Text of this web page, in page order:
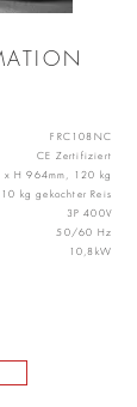
FRC108NC
CE Zertifiziert
x H 964mm, 120 kg
10 kg gekochter Reis
3P 400V
50/60 Hz
10,8kW